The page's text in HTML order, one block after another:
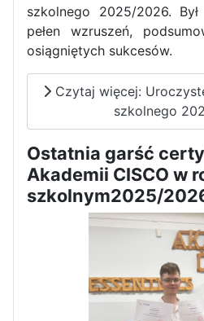
Sukces Kingi na XXXVI
Olimpiadzie Teologii
Obchody Święta
szkolnego 2025/2026.
pełen wzruszeń,
osiągniętych sukcesów.
Czytaj więcej:
szkolnego
Ostatnia garść
Akademii CISCO w
szkolnym2025/